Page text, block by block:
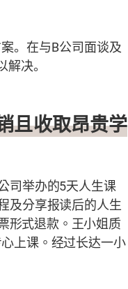
。在与B公司面谈及
决。
且收取昂贵学
司举办的5天人生课
及分享报读后的人生
形式退款。王小姐质
上课。经过长达一小